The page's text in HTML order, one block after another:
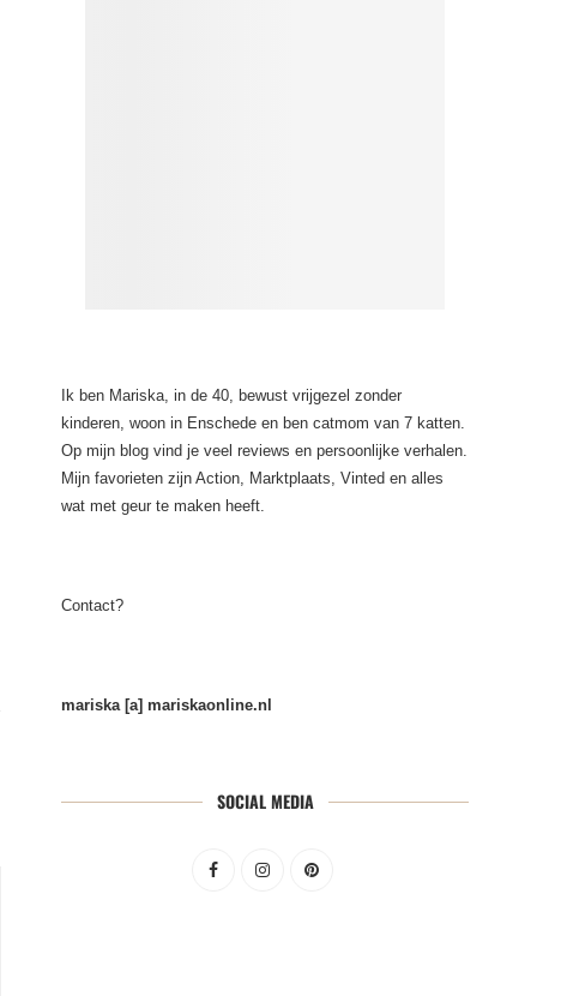
Ik ben Mariska, in de 40, bewust vrijgezel zonder
kinderen, woon in Enschede en ben catmom van 7 katten.
Op mijn blog vind je veel reviews en persoonlijke verhalen.
Mijn favorieten zijn Action, Marktplaats, Vinted en alles
wat met geur te maken heeft.
Contact?
mariska [a] mariskaonline.nl
SOCIAL MEDIA